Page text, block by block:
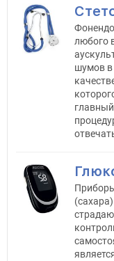
любого
шумов в